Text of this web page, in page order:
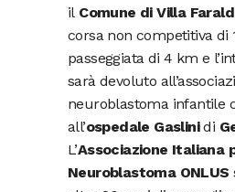
il Comune di Villa
corsa non competitiva di
passeggiata di 4 km e
sarà devoluto
neuroblastoma infantile
all’ospedale Gaslinidi
L’Associazione Italiana
Neuroblastoma ONLUS